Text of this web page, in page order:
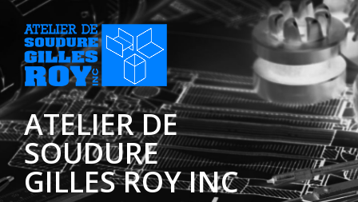
ATELIER DE
SOUDURE
GILLES ROY INC